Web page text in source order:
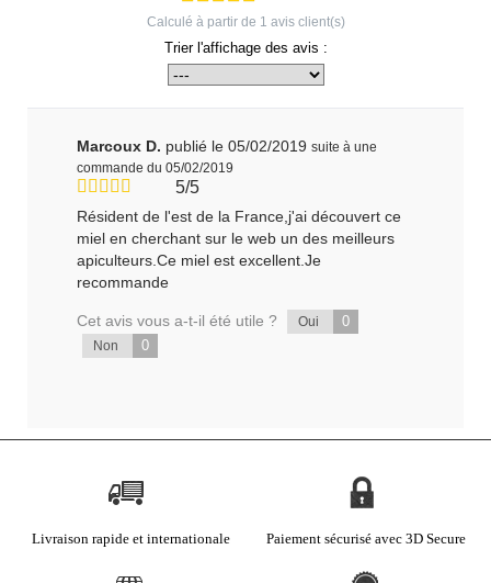
Calculé à partir de 1 avis client(s)
Trier l'affichage des avis :
Marcoux D. publié le 05/02/2019 suite à une
commande du 05/02/2019
5/5
Résident de l'est de la France,j'ai découvert ce
miel en cherchant sur le web un des meilleurs
apiculteurs.Ce miel est excellent.Je
recommande
Cet avis vous a-t-il été utile ? Oui 0
Non 0
Livraison rapide et internationale Paiement sécurisé avec 3D Secure